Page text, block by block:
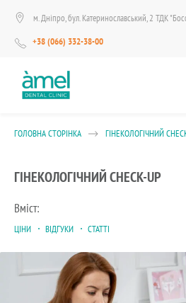
м. Дніпро, бул. Катеринославський, 2 ТДК
+38 (066) 332-38-00
ГОЛОВНА СТОРІНКА ГІНЕКОЛОГІЧНИЙ
ГІНЕКОЛОГІЧНИЙ CHECK-UP
Вміст:
ЦІНИ ВІДГУКИ СТАТТІ